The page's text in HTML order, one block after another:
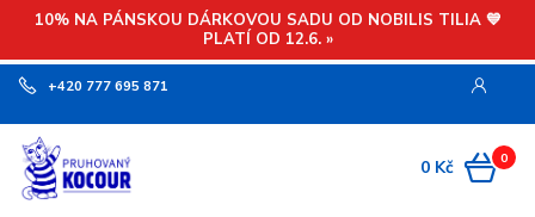
10% NA PÁNSKOU DÁRKOVOU SADU OD NOBILIS TILIA 💙
PLATÍ OD 12.6. »
+420 777 695 871
0
0 Kč